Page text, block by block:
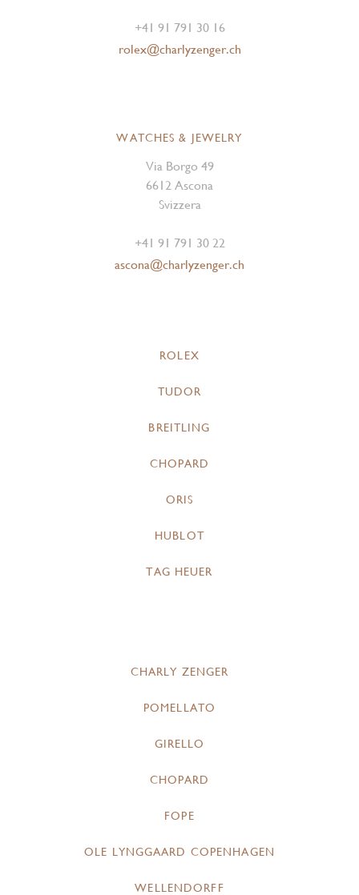
+41 91 791 30 16
rolex@charlyzenger.ch
WATCHES & JEWELRY
Via Borgo 49
6612 Ascona
Svizzera
+41 91 791 30 22
ascona@charlyzenger.ch
ROLEX
TUDOR
BREITLING
CHOPARD
ORIS
HUBLOT
TAG HEUER
CHARLY ZENGER
POMELLATO
GIRELLO
CHOPARD
FOPE
OLE LYNGGAARD COPENHAGEN
WELLENDORFF